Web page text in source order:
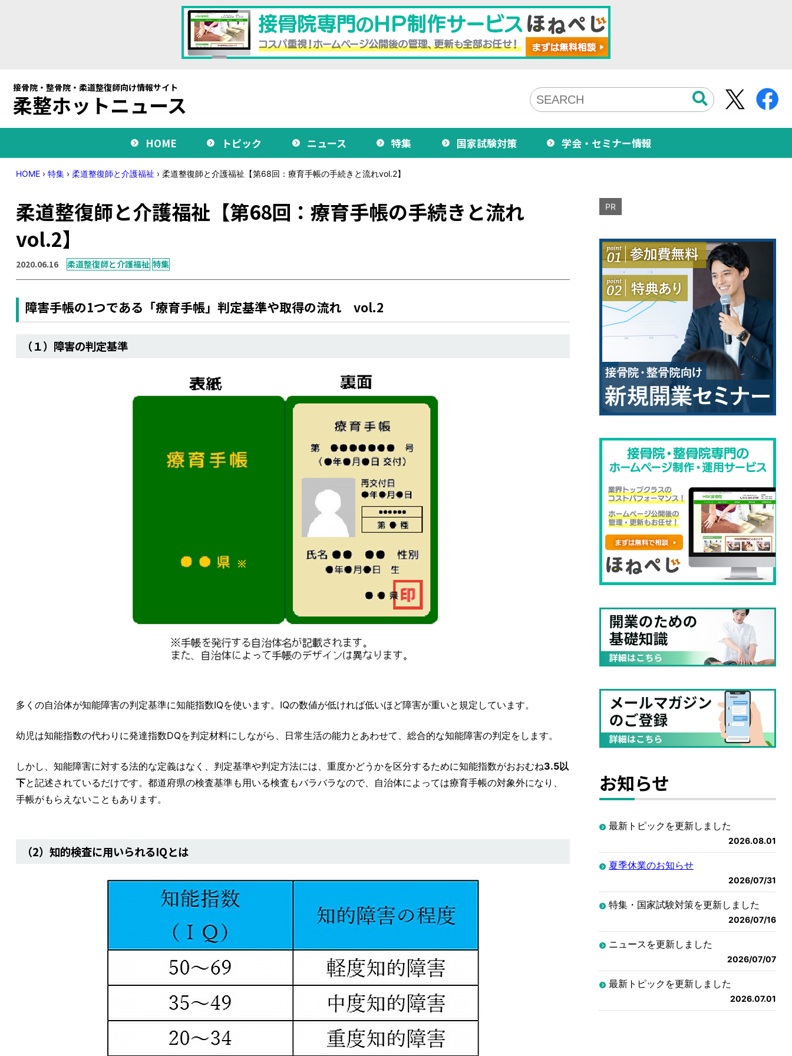
接骨院・整骨院・柔道整復師向け情報サイト
柔整ホットニュース
HOME トピック ニュース 特集 国家試験対策 学会・セミナー情報
HOME › 特集 › 柔道整復師と介護福祉 › 柔道整復師と介護福祉【第68回：療育手帳の手続きと流れvol.2】
柔道整復師と介護福祉【第68回：療育手帳の手続きと流れ
vol.2】
2020.06.16 柔道整復師と介護福祉 特集
障害手帳の1つである「療育手帳」判定基準や取得の流れ vol.2
（１）障害の判定基準
多くの自治体が知能障害の判定基準に知能指数IQを使います。IQの数値が低ければ低いほど障害が重いと規定しています。
幼児は知能指数の代わりに発達指数DQを判定材料にしながら、日常生活の能力とあわせて、総合的な知能障害の判定をします。
しかし、知能障害に対する法的な定義はなく、判定基準や判定方法には、重度かどうかを区分するために知能指数がおおむね3.5以
下と記述されているだけです。都道府県の検査基準も用いる検査もバラバラなので、自治体によっては療育手帳の対象外になり、
手帳がもらえないこともあります。
（2）知的検査に用いられるIQとは
PR
お知らせ
最新トピックを更新しました
2026.08.01
夏季休業のお知らせ
2026/07/31
特集・国家試験対策を更新しました
2026/07/16
ニュースを更新しました
2026/07/07
最新トピックを更新しました
2026.07.01